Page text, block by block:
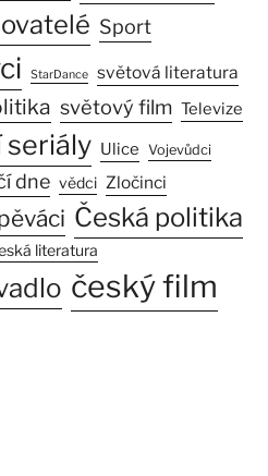
Sport
StarDance světová literatura
světový film Televize
Ulice Vojevůdci
dne vědci Zločinci
Česká politika
literatura
český film